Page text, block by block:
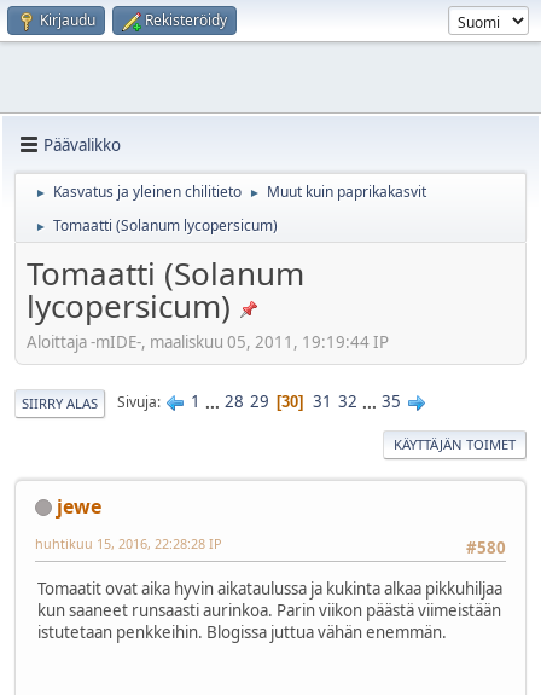
Kirjaudu Rekisteröidy
Päävalikko
► Kasvatus ja yleinen chilitieto ► Muut kuin paprikakasvit
► Tomaatti (Solanum lycopersicum)
Tomaatti (Solanum
lycopersicum)
Aloittaja -mIDE-, maaliskuu 05, 2011, 19:19:44 IP
SIIRRY ALAS Sivuja 1 ... 28 29 30 31 32 ... 35
KÄYTTÄJÄN TOIMET
jewe
#580
huhtikuu 15, 2016, 22:28:28 IP
Tomaatit ovat aika hyvin aikataulussa ja kukinta alkaa pikkuhiljaa
kun saaneet runsaasti aurinkoa. Parin viikon päästä viimeistään
istutetaan penkkeihin. Blogissa juttua vähän enemmän.